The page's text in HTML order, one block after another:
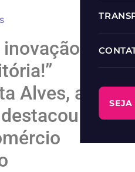
são a
Alves, a
no